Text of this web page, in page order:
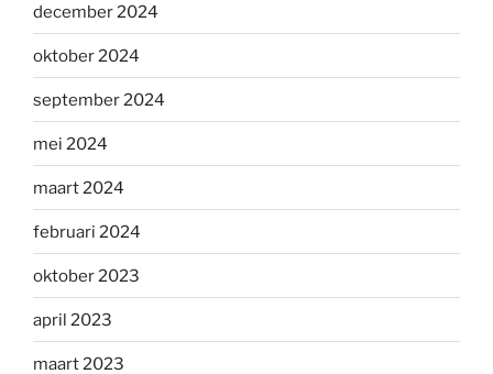
december 2024
oktober 2024
september 2024
mei 2024
maart 2024
februari 2024
oktober 2023
april 2023
maart 2023